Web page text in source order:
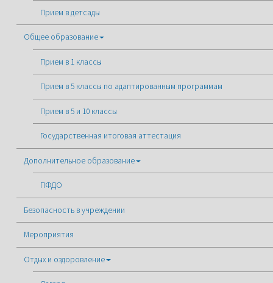
Прием в детсады
Общее образование
Прием в 1 классы
Прием в 5 классы по адаптированным программам
Прием в 5 и 10 классы
Государственная итоговая аттестация
Дополнительное образование
ПФДО
Безопасность в учреждении
Мероприятия
Отдых и оздоровление